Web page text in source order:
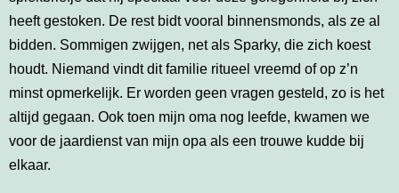
heeft gestoken. De rest bidt vooral binnensmonds, als ze al
bidden. Sommigen zwijgen, net als Sparky, die zich koest
houdt. Niemand vindt dit familie ritueel vreemd of op z’n
minst opmerkelijk. Er worden geen vragen gesteld, zo is het
altijd gegaan. Ook toen mijn oma nog leefde, kwamen we
voor de jaardienst van mijn opa als een trouwe kudde bij
elkaar.